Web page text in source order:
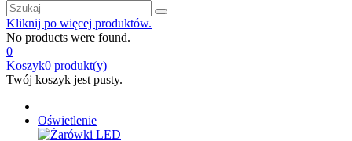
Kliknij po więcej produktów.
No products were found.
0
Koszyk0 produkt(y)
Twój koszyk jest pusty.
Oświetlenie